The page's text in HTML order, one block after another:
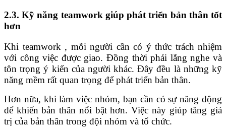
2.3. Kỹ năng teamwork giúp phát triển bản thân tốt
hơn
Khi teamwork , mỗi người cần có ý thức trách nhiệm
với công việc được giao. Đồng thời phải lắng nghe và
tôn trọng ý kiến của người khác. Đây đều là những kỹ
năng mềm rất quan trọng để phát triển bản thân.
Hơn nữa, khi làm việc nhóm, bạn cần có sự năng động
để khiến bản thân nổi bật hơn. Việc này giúp tăng giá
trị của bản thân trong đội nhóm và tổ chức.